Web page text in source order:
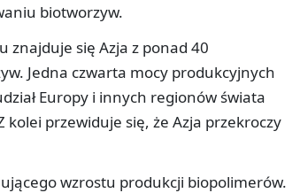
biotworzyw.
znajduje się Azja z ponad 40
Jedna czwarta mocy produkcyjnych
Europy i innych regionów świata
przewiduje się, że Azja przekroczy
wzrostu produkcji biopolimerów.